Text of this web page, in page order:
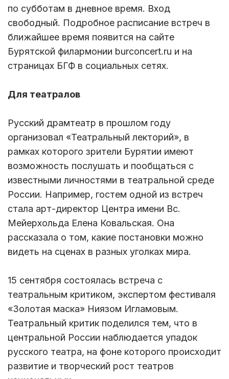
по субботам в дневное время. Вход
свободный. Подробное расписание встреч в
ближайшее время появится на сайте
Бурятской филармонии burconcert.ru и на
страницах БГФ в социальных сетях.
Для театралов
Русский драмтеатр в прошлом году
организовал «Театральный лекторий», в
рамках которого зрители Бурятии имеют
возможность послушать и пообщаться с
известными личностями в театральной среде
России. Например, гостем одной из встреч
стала арт-директор Центра имени Вс.
Мейерхольда Елена Ковальская. Она
рассказала о том, какие постановки можно
видеть на сценах в разных уголках мира.
15 сентября состоялась встреча с
театральным критиком, экспертом фестиваля
«Золотая маска» Ниязом Игламовым.
Театральный критик поделился тем, что в
центральной России наблюдается упадок
русского театра, на фоне которого происходит
развитие и творческий рост театров